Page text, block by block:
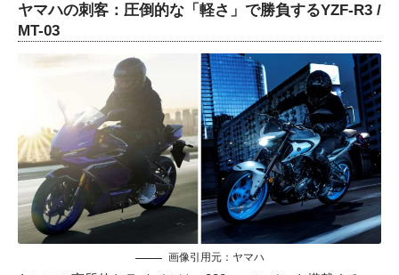
ヤマハの刺客：圧倒的な「軽さ」で勝負するYZF-R3 /
MT-03
画像引用元： ヤマハ